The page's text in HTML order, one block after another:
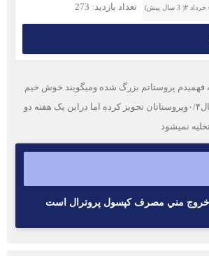
تعداد بازدید: 273
پروستاتم بزرگ شده ومیگویند خوش خیم
است دکترکپسول پروتال۰/۴وپروستاتان تجویز کرده اما دراین یک هفته دو
نمیشود
خروج مني مصرف كپسول پروترال است